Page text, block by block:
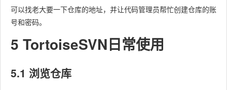
可以找老大要一下仓库的地址，并让代码管理员帮忙创建仓库的账
号和密码。
5 TortoiseSVN日常使用
5.1 浏览仓库